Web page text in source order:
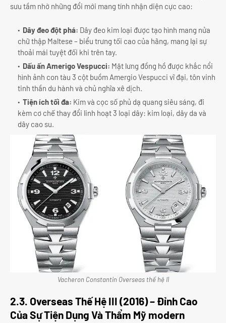
sưu tầm nhờ những đổi mới mang tính nhận diện cực cao:
Dây đeo đột phá: Dây đeo kim loại được tạo hình mang nửa
chữ thập Maltese – biểu trưng tối cao của hãng, mang lại sự
thoải mái tuyệt đối khi trên tay.
Dấu ấn Amerigo Vespucci: Mặt lưng đồng hồ được khắc nổi
hình ảnh con tàu 3 cột buồm Amergio Vespucci vĩ đại, tôn vinh
tinh thần du hành và chủ nghĩa xê dịch.
Tiện ích tối đa: Kim và cọc số phủ dạ quang siêu sáng, đi
kèm cơ chế thay đổi linh hoạt 3 loại dây: kim loại, dây da và
dây cao su.
Vacheron Constantin Overseas thế hệ II
2.3. Overseas Thế Hệ III (2016) – Đỉnh Cao
Của Sự Tiện Dụng Và Thẩm Mỹ modern